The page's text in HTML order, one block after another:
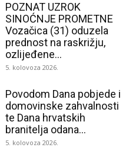
POZNAT UZROK
SINOĆNJE PROMETNE
Vozačica (31) oduzela
prednost na raskrižju,
ozlijeđene...
5. kolovoza 2026.
Povodom Dana pobjede i
domovinske zahvalnosti
te Dana hrvatskih
branitelja odana...
5. kolovoza 2026.